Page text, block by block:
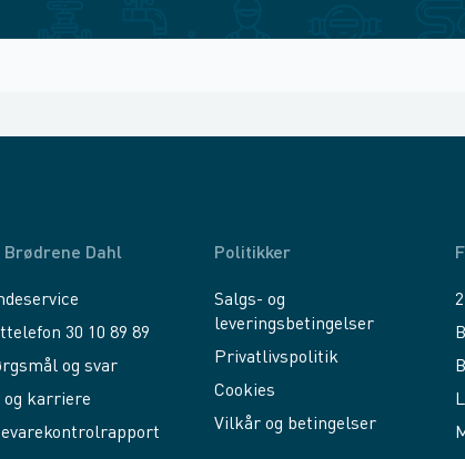
Brødrene Dahl
30 10 89 89
og svar
og karriere
Politikker
Salgs- og
leveringsbetingelser
Privatlivspolitik
Cookies
Vilkår og betingelser